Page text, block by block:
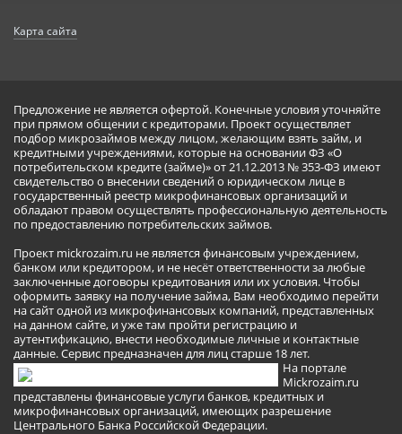
Карта сайта
Предложение не является офертой. Конечные условия уточняйте
при прямом общении с кредиторами. Проект осуществляет
подбор микрозаймов между лицом, желающим взять займ, и
кредитными учреждениями, которые на основании ФЗ «О
потребительском кредите (займе)» от 21.12.2013 № 353-ФЗ имеют
свидетельство о внесении сведений о юридическом лице в
государственный реестр микрофинансовых организаций и
обладают правом осуществлять профессиональную деятельность
по предоставлению потребительских займов.
Проект mickrozaim.ru не является финансовым учреждением,
банком или кредитором, и не несёт ответственности за любые
заключенные договоры кредитования или их условия. Чтобы
оформить заявку на получение займа, Вам необходимо перейти
на сайт одной из микрофинансовых компаний, представленных
на данном сайте, и уже там пройти регистрацию и
аутентификацию, внести необходимые личные и контактные
данные. Сервис предназначен для лиц старше 18 лет.
На портале
Mickrozaim.ru
представлены финансовые услуги банков, кредитных и
микрофинансовых организаций, имеющих разрешение
Центрального Банка Российской Федерации.